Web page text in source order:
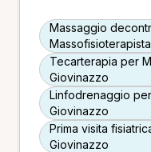
Massaggio
Tecarterapia per
Giovinazzo
Linfodrenaggio
Giovinazzo
Prima visita
Giovinazzo